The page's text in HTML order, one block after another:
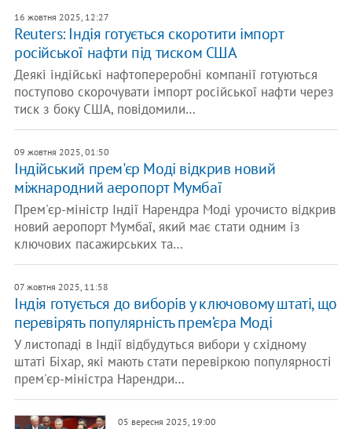
16 жовтня 2025, 12:27
Reuters: Індія готується скоротити імпорт
російської нафти під тиском США
Деякі індійські нафтопереробні компанії готуються
поступово скорочувати імпорт російської нафти через
тиск з боку США, повідомили…
09 жовтня 2025, 01:50
Індійський прем'єр Моді відкрив новий
міжнародний аеропорт Мумбаї
Прем'єр-міністр Індії Нарендра Моді урочисто відкрив
новий аеропорт Мумбаї, який має стати одним із
ключових пасажирських та…
07 жовтня 2025, 11:58
Індія готується до виборів у ключовому штаті, що
перевірять популярність прем’єра Моді
У листопаді в Індії відбудуться вибори у східному
штаті Біхар, які мають стати перевіркою популярності
прем'єр-міністра Нарендри…
05 вересня 2025, 19:00